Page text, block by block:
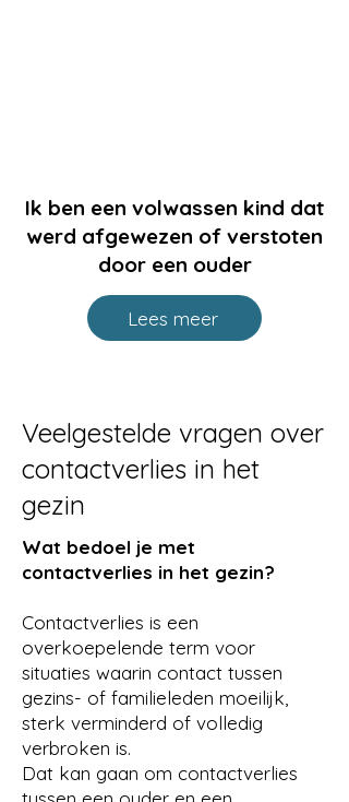
Ik ben een volwassen kind dat
werd afgewezen of verstoten
door een ouder
Lees meer
Veelgestelde vragen over
contactverlies in het
gezin
Wat bedoel je met
contactverlies in het gezin?
Contactverlies is een
overkoepelende term voor
situaties waarin contact tussen
gezins- of familieleden moeilijk,
sterk verminderd of volledig
verbroken is.
Dat kan gaan om contactverlies